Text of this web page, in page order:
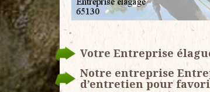
Votre Entreprise
Notre entreprise
d’entretien pour